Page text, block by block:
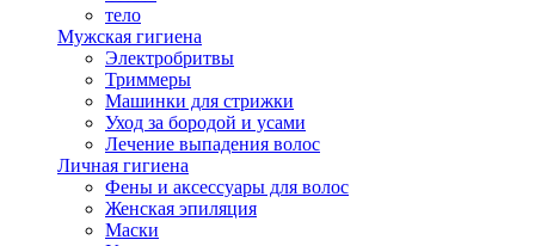
тело
Мужская гигиена
Электробритвы
Триммеры
Машинки для стрижки
Уход за бородой и усами
Лечение выпадения волос
Личная гигиена
Фены и аксессуары для волос
Женская эпиляция
Маски